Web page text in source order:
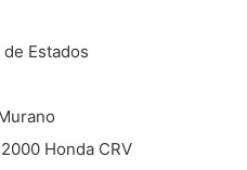
Estados
Honda CRV